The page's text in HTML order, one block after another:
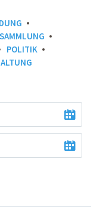
POLITIK